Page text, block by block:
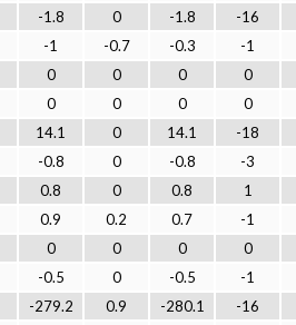
-1.8 0 -1.8
-16
-1 -0.7 -0.3
-1
0 0 0
0
0 0 0
0
14.1 0 14.1
-18
-0.8 0 -0.8
-3
0.8 0 0.8
1
0.9 0.2 0.7
-1
0 0 0
0
-0.5 0 -0.5
-1
-279.2 0.9 -280.1
-16